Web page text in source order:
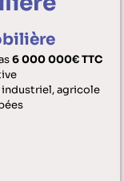
6 000 000€ TTC
agricole